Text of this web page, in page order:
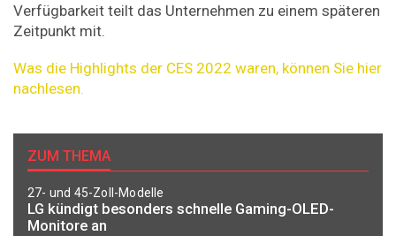
Verfügbarkeit teilt das Unternehmen zu einem späteren
Zeitpunkt mit.
Was die Highlights der CES 2022 waren, können Sie hier
nachlesen.
ZUM THEMA
27- und 45-Zoll-Modelle
LG kündigt besonders schnelle Gaming-OLED-
Monitore an